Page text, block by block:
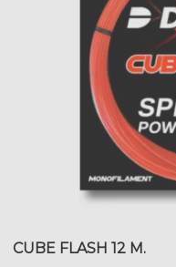
CUBE FLASH 12 M.